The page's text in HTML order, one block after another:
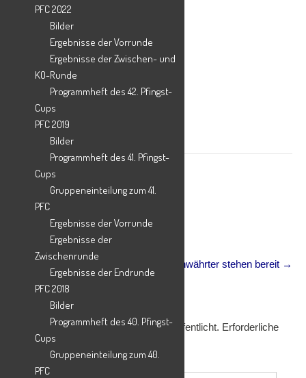
Teilen mit:
Facebook
WhatsApp
Drucken
News - Sonstiges (Chronikrelevant)
navigation
Die ersten 8 Teams des 38. PFC
Die nächsten Titelanwährter stehen bereit →
Schreibe einen Kommentar
Deine E-Mail-Adresse wird nicht veröffentlicht. Erforderliche
Felder sind mit
Kommentar *
PFC 2022
Bilder
Ergebnisse der Vorrunde
Ergebnisse der Zwischen- und
KO-Runde
Programmheft des 42. Pfingst-
Cups
PFC 2019
Bilder
Programmheft des 41. Pfingst-
Cups
Gruppeneinteilung zum 41.
PFC
Ergebnisse der Vorrunde
Ergebnisse der
Zwischenrunde
Ergebnisse der Endrunde
PFC 2018
Bilder
Programmheft des 40. Pfingst-
Cups
Gruppeneinteilung zum 40.
PFC